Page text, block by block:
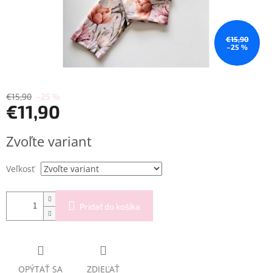
€15,90
–25 %
€15,90 –25 %
€11,90
cena:
Zvoľte variant
Veľkosť
Pridať do košíka
OPÝTAŤ SA ZDIEĽAŤ